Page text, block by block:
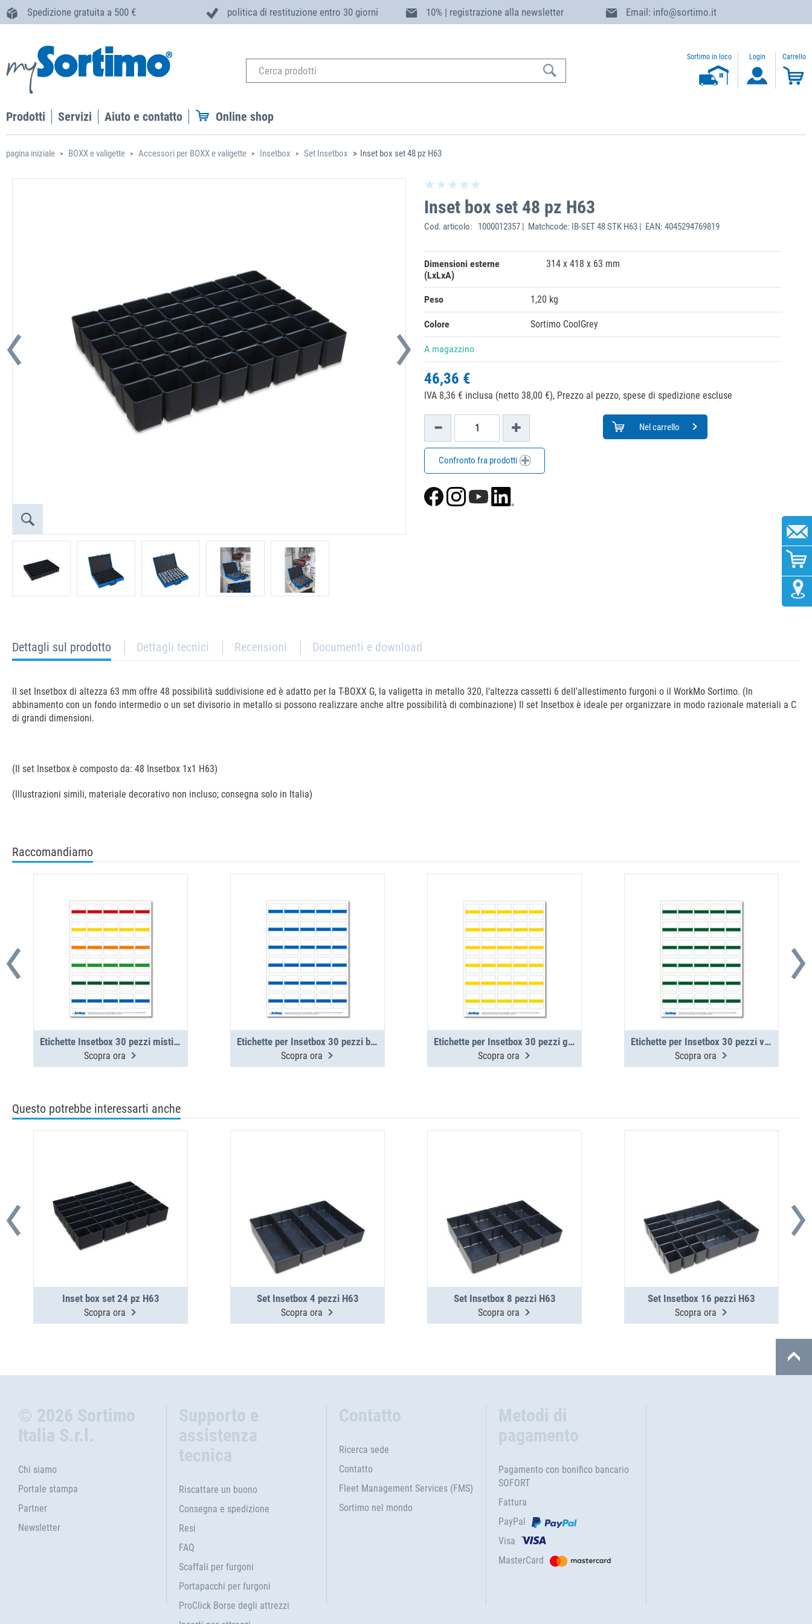
Spedizione gratuita a 500 € politica di restituzione entro 30 giorni 10% | registrazione alla newsletter Email: info@sortimo.it
Sortimo in loco Login Carrello
Prodotti Servizi Aiuto e contatto Online shop
pagina iniziale BOXX e valigette Accessori per BOXX e valigette Insetbox Set Insetbox Inset box set 48 pz H63
Inset box set 48 pz H63
Cod. articolo: 1000012357 | Matchcode: IB-SET 48 STK H63 | EAN: 4045294769819
Dimensioni esterne
(LxLxA)
314 x 418 x 63 mm
Peso 1,20 kg
Colore Sortimo CoolGrey
A magazzino
46,36 €
IVA 8,36 € inclusa (netto 38,00 €), Prezzo al pezzo, spese di spedizione escluse
Nel carrello
Confronto fra prodotti
current
tab:
Dettagli sul prodotto Dettagli tecnici Recensioni Documenti e download
Il set Insetbox di altezza 63 mm offre 48 possibilità suddivisione ed è adatto per la T-BOXX G, la valigetta in metallo 320, l’altezza cassetti 6 dell’allestimento furgoni o il WorkMo Sortimo. (In
abbinamento con un fondo intermedio o un set divisorio in metallo si possono realizzare anche altre possibilità di combinazione) Il set Insetbox è ideale per organizzare in modo razionale materiali a C
di grandi dimensioni.
(Il set Insetbox è composto da: 48 Insetbox 1x1 H63)
(Illustrazioni simili, materiale decorativo non incluso; consegna solo in Italia)
Raccomandiamo
Etichette Insetbox 30 pezzi misti (1 foglio)
Scopra ora
Etichette per Insetbox 30 pezzi blu (1 foglio)
Scopra ora
Etichette per Insetbox 30 pezzi giallo (1 foglio)
Scopra ora
Etichette per Insetbox 30 pezzi verdi (1 foglio)
Scopra ora
Questo potrebbe interessarti anche
Inset box set 24 pz H63
Scopra ora
Set Insetbox 4 pezzi H63
Scopra ora
Set Insetbox 8 pezzi H63
Scopra ora
Set Insetbox 16 pezzi H63
Scopra ora
© 2026 Sortimo
Italia S.r.l.
Chi siamo
Portale stampa
Partner
Newsletter
Supporto e
assistenza
tecnica
Riscattare un buono
Consegna e spedizione
Resi
FAQ
Scaffali per furgoni
Portapacchi per furgoni
ProClick Borse degli attrezzi
Contatto
Ricerca sede
Contatto
Fleet Management Services (FMS)
Sortimo nel mondo
Metodi di
pagamento
Pagamento con bonifico bancario
SOFORT
Fattura
PayPal
Visa
MasterCard